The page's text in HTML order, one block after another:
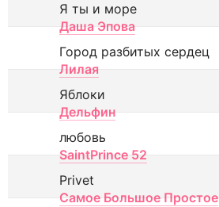
Я ты и море
Даша Эпова
Город разбитых сердец
Лилая
Яблоки
Дельфин
любовь
SaintPrince 52
Privet
Самое Большое Простое